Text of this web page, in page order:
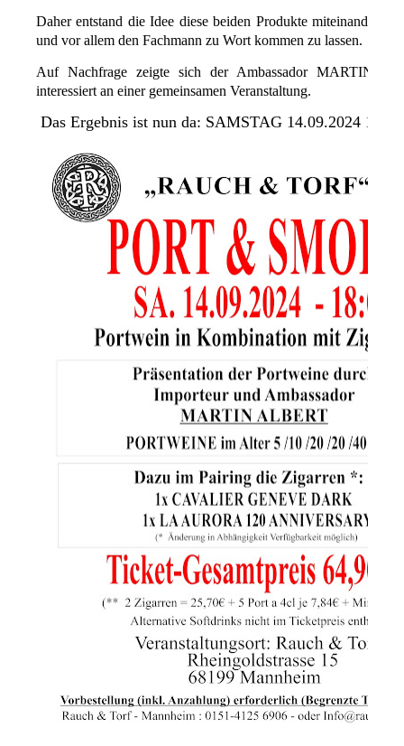
Daher entstand die Idee diese beiden Produkte miteinander zu
und vor allem den Fachmann zu Wort kommen zu lassen.
Auf Nachfrage zeigte sich der Ambassador MARTIN
interessiert an einer gemeinsamen Veranstaltung.
Das Ergebnis ist nun da: SAMSTAG 14.09.2024